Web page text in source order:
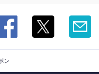
ン
| マロリーポークステーキ 南砂
coupons